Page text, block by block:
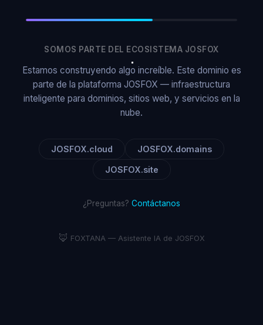
SOMOS PARTE DEL ECOSISTEMA JOSFOX
Estamos construyendo algo increíble. Este dominio es
parte de la plataforma JOSFOX — infraestructura
inteligente para dominios, sitios web, y servicios en la
nube.
JOSFOX.cloud JOSFOX.domains
JOSFOX.site
¿Preguntas? Contáctanos
🦊 FOXTANA — Asistente IA de JOSFOX